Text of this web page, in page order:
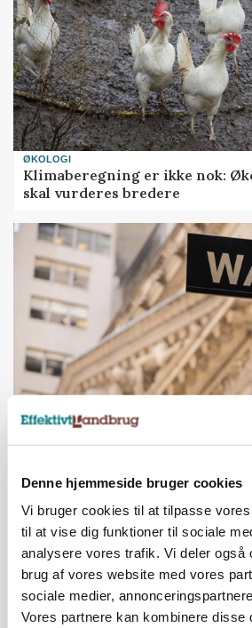
Denne hjemmeside bruger cookies
Vi bruger cookies til at tilpasse
til at vise dig funktioner til sociale
analysere vores trafik. Vi deler også
brug af vores website med vores
sociale medier,
Vores partnere kan kombinere disse
ØKOLOGI
Klimaberegning er ikke nok:
skal vurderes bredere
24-årigt finansgeni
HØST-TOUR